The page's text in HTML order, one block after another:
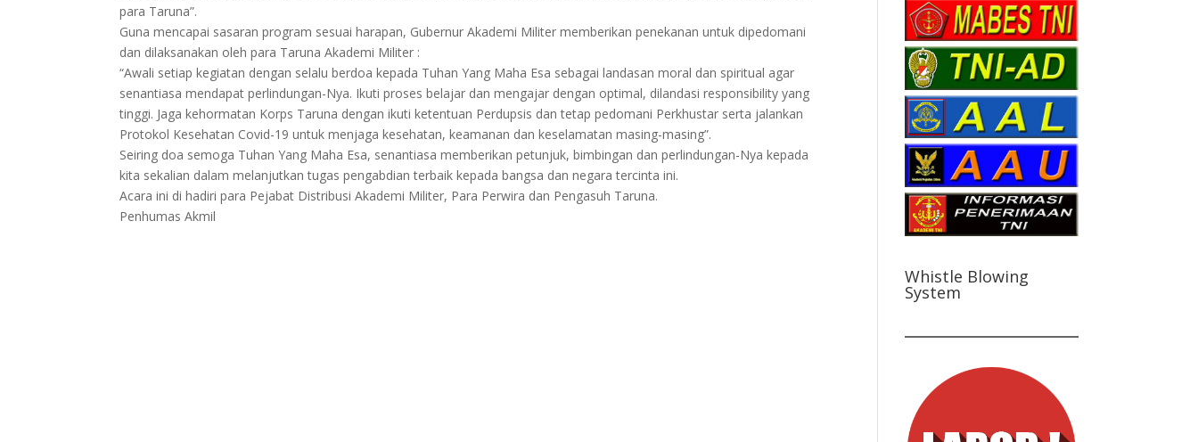
para Taruna”.
Guna mencapai sasaran program sesuai harapan, Gubernur Akademi Militer memberikan penekanan untuk dipedomani
dan dilaksanakan oleh para Taruna Akademi Militer :
“Awali setiap kegiatan dengan selalu berdoa kepada Tuhan Yang Maha Esa sebagai landasan moral dan spiritual agar
senantiasa mendapat perlindungan-Nya. Ikuti proses belajar dan mengajar dengan optimal, dilandasi responsibility yang
tinggi. Jaga kehormatan Korps Taruna dengan ikuti ketentuan Perdupsis dan tetap pedomani Perkhustar serta jalankan
Protokol Kesehatan Covid-19 untuk menjaga kesehatan, keamanan dan keselamatan masing-masing”.
Seiring doa semoga Tuhan Yang Maha Esa, senantiasa memberikan petunjuk, bimbingan dan perlindungan-Nya kepada
kita sekalian dalam melanjutkan tugas pengabdian terbaik kepada bangsa dan negara tercinta ini.
Acara ini di hadiri para Pejabat Distribusi Akademi Militer, Para Perwira dan Pengasuh Taruna.
Penhumas Akmil
Whistle Blowing
System